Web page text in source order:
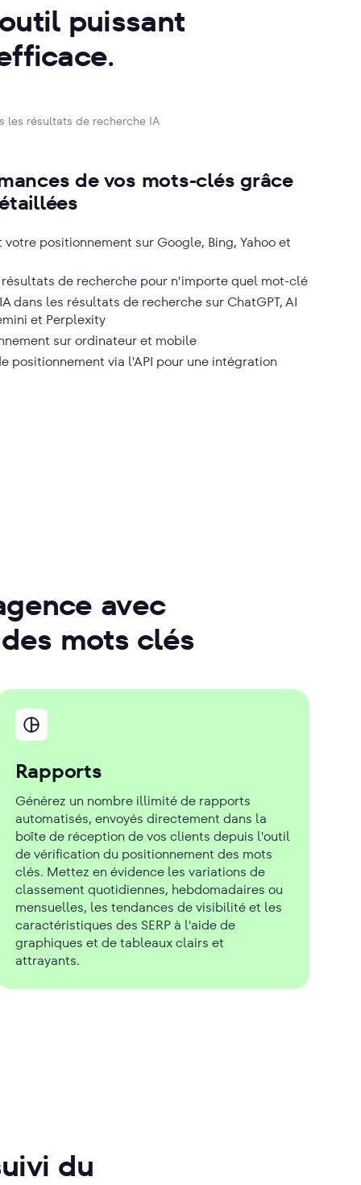
puissant
les résultats de recherche IA
de vos mots-clés grâce
positionnement sur Google, Bing, Yahoo et
de recherche pour n'importe quel mot-clé
dans les résultats de recherche sur ChatGPT, AI
et Perplexity
sur ordinateur et mobile
positionnement via l'API pour une intégration
avec
mots clés
Rapports
Générez un nombre illimité de rapports
automatisés, envoyés directement dans la
boîte de réception de vos clients depuis l'outil
de vérification du positionnement des mots
clés. Mettez en évidence les variations de
classement quotidiennes, hebdomadaires ou
mensuelles, les tendances de visibilité et les
caractéristiques des SERP à l'aide de
graphiques et de tableaux clairs et
attrayants.
du